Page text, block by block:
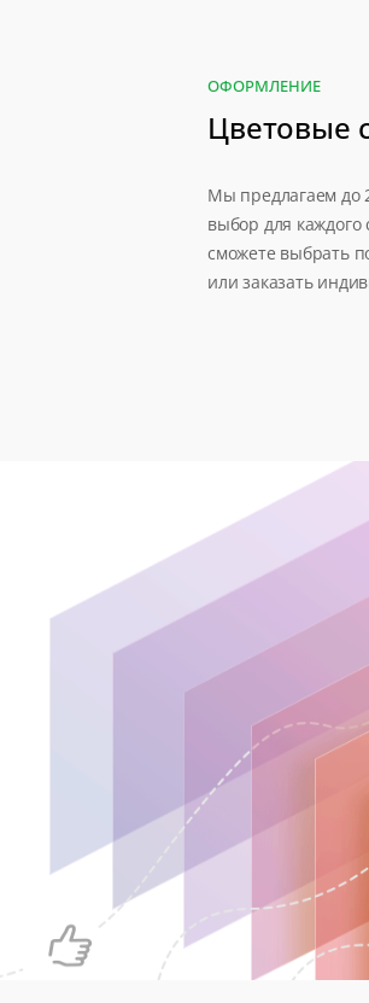
ОФОРМЛЕНИЕ
Цветовые
Мы предлагаем до
выбор для каждого
сможете выбрать
или заказать